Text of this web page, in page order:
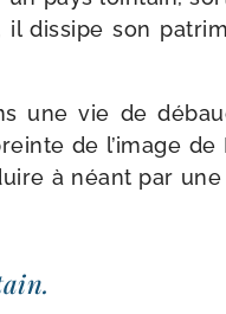
il dis­sipe son
une vie de
de l’image
à néant par